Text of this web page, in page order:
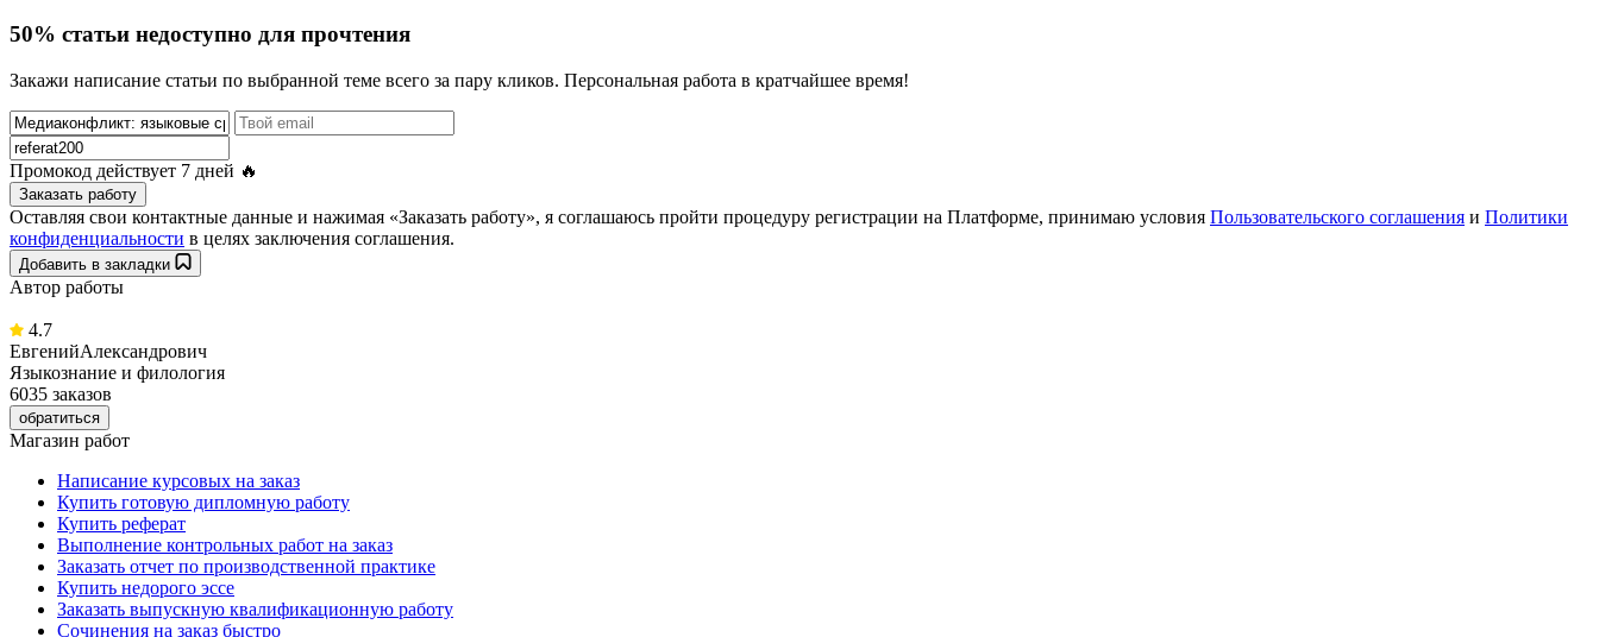
50% статьи недоступно для прочтения
Закажи написание статьи по выбранной теме всего за пару кликов. Персональная работа в кратчайшее время!
Промокод действует 7 дней 🔥
Заказать работу
Оставляя свои контактные данные и нажимая «Заказать работу», я соглашаюсь пройти процедуру регистрации на Платформе, принимаю условия Пользовательского соглашения и Политики
конфиденциальности в целях заключения соглашения.
Добавить в закладки
Автор работы
4.7
ЕвгенийАлександрович
Языкознание и филология
6035 заказов
обратиться
Магазин работ
Написание курсовых на заказ
Купить готовую дипломную работу
Купить реферат
Выполнение контрольных работ на заказ
Заказать отчет по производственной практике
Купить недорого эссе
Заказать выпускную квалификационную работу
Сочинения на заказ быстро